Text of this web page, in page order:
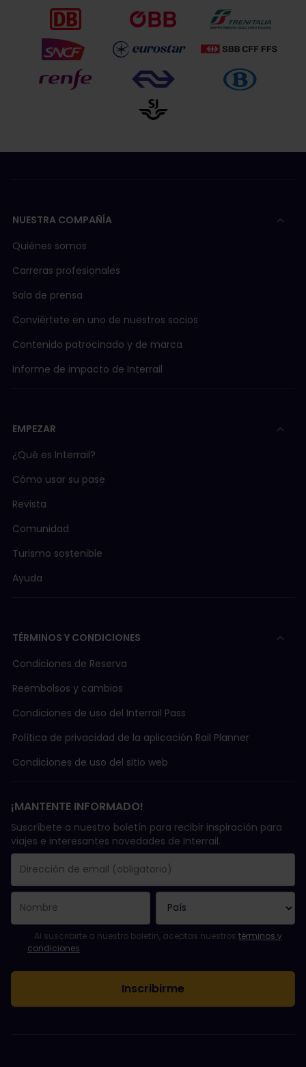
NUESTRA COMPAÑÍA
Quiénes somos
Carreras profesionales
Sala de prensa
Conviértete en uno de nuestros socios
Contenido patrocinado y de marca
Informe de impacto de Interrail
EMPEZAR
¿Qué es Interrail?
Cómo usar su pase
Revista
Comunidad
Turismo sostenible
Ayuda
TÉRMINOS Y CONDICIONES
Condiciones de Reserva
Reembolsos y cambios
Condiciones de uso del Interrail Pass
Política de privacidad de la aplicación Rail Planner
Condiciones de uso del sitio web
¡MANTENTE INFORMADO!
Suscríbete a nuestro boletín para recibir inspiración para
viajes e interesantes novedades de Interrail.
El campo de dirección de email es obligatorio.
La dirección de email no es válida.
Ha habido un fallo al suscribirte al boletín. Vuelve a intentarlo
¡Ya te has suscrito a este boletín!
Acepta los términos y condiciones para suscribirte al boletín
Al suscribirte a nuestro boletín, aceptas nuestros términos y
condiciones.